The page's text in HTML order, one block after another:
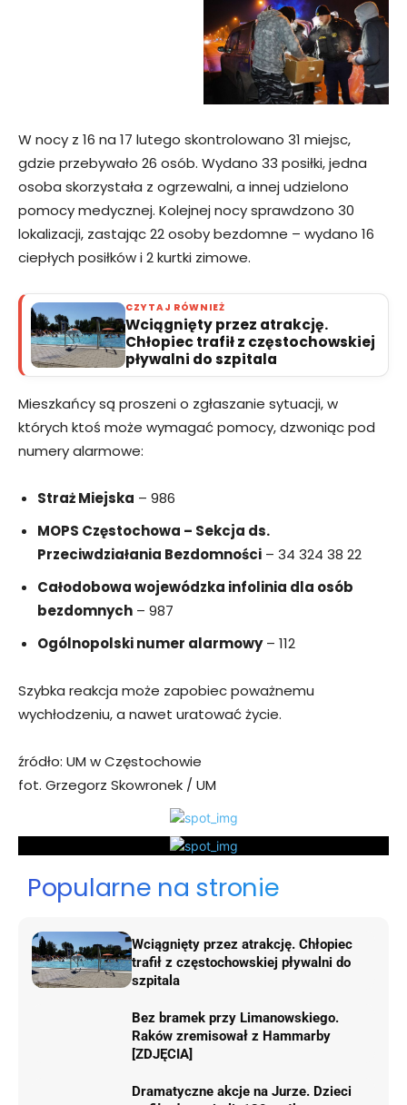
W nocy z 16 na 17 lutego skontrolowano 31 miejsc,
gdzie przebywało 26 osób. Wydano 33 posiłki, jedna
osoba skorzystała z ogrzewalni, a innej udzielono
pomocy medycznej. Kolejnej nocy sprawdzono 30
lokalizacji, zastając 22 osoby bezdomne – wydano 16
ciepłych posiłków i 2 kurtki zimowe.
CZYTAJ RÓWNIEŻ
Wciągnięty przez atrakcję.
Chłopiec trafił z częstochowskiej
pływalni do szpitala
Mieszkańcy są proszeni o zgłaszanie sytuacji, w
których ktoś może wymagać pomocy, dzwoniąc pod
numery alarmowe:
Straż Miejska – 986
MOPS Częstochowa – Sekcja ds.
Przeciwdziałania Bezdomności – 34 324 38 22
Całodobowa wojewódzka infolinia dla osób
bezdomnych – 987
Ogólnopolski numer alarmowy– 112
Szybka reakcja może zapobiec poważnemu
wychłodzeniu, a nawet uratować życie.
źródło: UM w Częstochowie
fot. Grzegorz Skowronek / UM
Popularne na stronie
Wciągnięty przez atrakcję. Chłopiec
trafił z częstochowskiej pływalni do
szpitala
Bez bramek przy Limanowskiego.
Raków zremisował z Hammarby
[ZDJĘCIA]
Dramatyczne akcje na Jurze. Dzieci